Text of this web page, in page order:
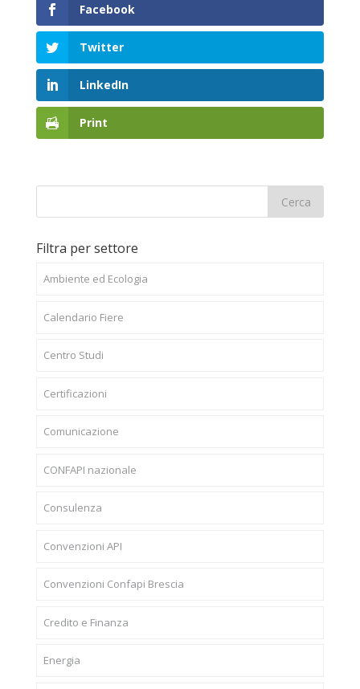
Facebook
Twitter
LinkedIn
Print
Filtra per settore
Ambiente ed Ecologia
Calendario Fiere
Centro Studi
Certificazioni
Comunicazione
CONFAPI nazionale
Consulenza
Convenzioni API
Convenzioni Confapi Brescia
Credito e Finanza
Energia